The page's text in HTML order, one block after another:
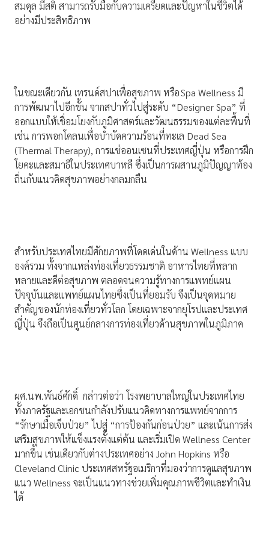
สมดุล มีสติ สามารถรับมือกับความเครียดและปัญหาในชีวิตได้
อย่างมีประสิทธิภาพ
ในขณะเดียวกัน เทรนด์สปาเพื่อสุขภาพ หรือ Spa Wellness มี
การพัฒนาไปอีกขั้น จากสปาทั่วไปสู่ระดับ “Designer Spa” ที่
ออกแบบให้เชื่อมโยงกับภูมิศาสตร์และวัฒนธรรมของแต่ละพื้นที่
เช่น การพอกโคลนเพื่อบำบัดความร้อนที่ทะเล Dead Sea
(Thermal Therapy), การแช่ออนเซนที่ประเทศญี่ปุ่น หรือการฝึก
โยคะและสมาธิในประเทศบาหลี ซึ่งเป็นการผสานภูมิปัญญาท้อง
ถิ่นกับแนวคิดสุขภาพอย่างกลมกลืน
สำหรับประเทศไทยมีศักยภาพที่โดดเด่นในด้าน Wellness แบบ
องค์รวม ทั้งจากแหล่งท่องเที่ยวธรรมชาติ อาหารไทยที่หลาก
หลายและดีต่อสุขภาพ ตลอดจนความรู้ทางการแพทย์แผน
ปัจจุบันและแพทย์แผนไทยซึ่งเป็นที่ยอมรับ จึงเป็นจุดหมาย
สำคัญของนักท่องเที่ยวทั่วโลก โดยเฉพาะจากยุโรปและประเทศ
ญี่ปุ่น จึงถือเป็นศูนย์กลางการท่องเที่ยวด้านสุขภาพในภูมิภาค
ผศ.นพ.พันธ์ศักดิ์ กล่าวต่อว่า โรงพยาบาลใหญ่ในประเทศไทย
ทั้งภาครัฐและเอกชนกำลังปรับแนวคิดทางการแพทย์จากการ
“รักษาเมื่อเจ็บป่วย” ไปสู่ “การป้องกันก่อนป่วย” และเน้นการส่ง
เสริมสุขภาพให้แข็งแรงตั้งแต่ต้น และเริ่มเปิด Wellness Center
มากขึ้น เช่นเดียวกับต่างประเทศอย่าง John Hopkins หรือ
Cleveland Clinic ประเทศสหรัฐอเมริกาที่มองว่าการดูแลสุขภาพ
แนว Wellness จะเป็นแนวทางช่วยเพิ่มคุณภาพชีวิตและทำเงิน
ได้